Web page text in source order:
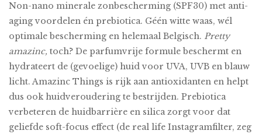
Non-nano minerale zonbescherming (SPF30) met anti-
aging voordelen én prebiotica. Géén witte waas, wél
optimale bescherming en helemaal Belgisch. Pretty
amazinc, toch? De parfumvrije formule beschermt en
hydrateert de (gevoelige) huid voor UVA, UVB en blauw
licht. Amazinc Things is rijk aan antioxidanten en helpt
dus ook huidveroudering te bestrijden. Prebiotica
verbeteren de huidbarrière en silica zorgt voor dat
geliefde soft-focus effect (de real life Instagramfilter, zeg